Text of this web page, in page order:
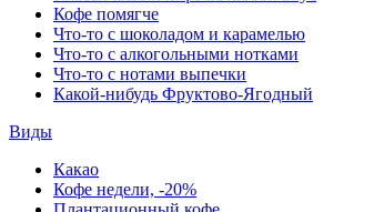
Кофе помягче
Что-то с шоколадом и карамелью
Что-то с алкогольными нотками
Что-то с нотами выпечки
Какой-нибудь Фруктово-Ягодный
Виды
Какао
Кофе недели, -20%